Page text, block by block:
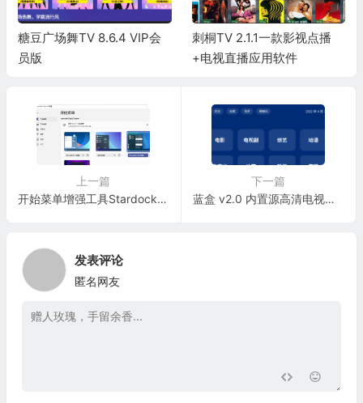
糖豆广场舞TV 8.6.4 VIP会
员版
刺桐TV 2.1.1一款影视点播
+电视直播应用软件
上一篇
开始菜单增强工具Stardock Start11 v1.19破解版-自定义Windows 8/10/11菜单
下一篇
蓝盒 v2.0 内置源高清电视盒子点播软件
发表评论
匿名网友